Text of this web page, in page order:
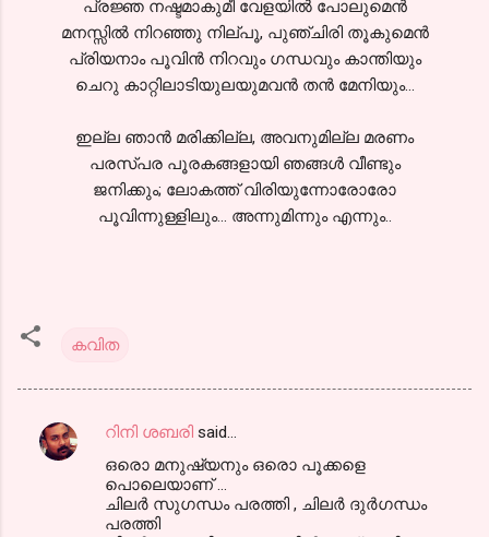
പ്രജ്ഞ നഷ്ടമാകുമീ വേളയില്‍ പോലുമെന്‍
മനസ്സില്‍ നിറഞ്ഞു നില്പൂ, പുഞ്ചിരി തൂകുമെന്‍
പ്രിയനാം പൂവിന്‍ നിറവും ഗന്ധവും കാന്തിയും
ചെറു കാറ്റിലാടിയുലയുമവന്‍ തന്‍ മേനിയും...
ഇല്ല ഞാന്‍ മരിക്കില്ല, അവനുമില്ല മരണം
പരസ്പര പൂരകങ്ങളായി ഞങ്ങള്‍ വീണ്ടും
ജനിക്കും; ലോകത്ത് വിരിയുന്നോരോരോ
പൂവിന്നുള്ളിലും... അന്നുമിന്നും എന്നും..
കവിത
C
റിനി ശബരി said…
ഒരൊ മനുഷ്യനും ഒരൊ പൂക്കളെ
പൊലെയാണ് ...
ചിലര്‍ സുഗന്ധം പരത്തി , ചിലര്‍ ദുര്‍ഗന്ധം
പരത്തി